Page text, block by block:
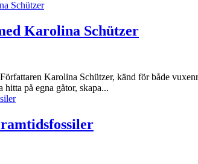
Karolina Schützer
Karolina Schützer, känd för både
på egna gåtor, skapa...